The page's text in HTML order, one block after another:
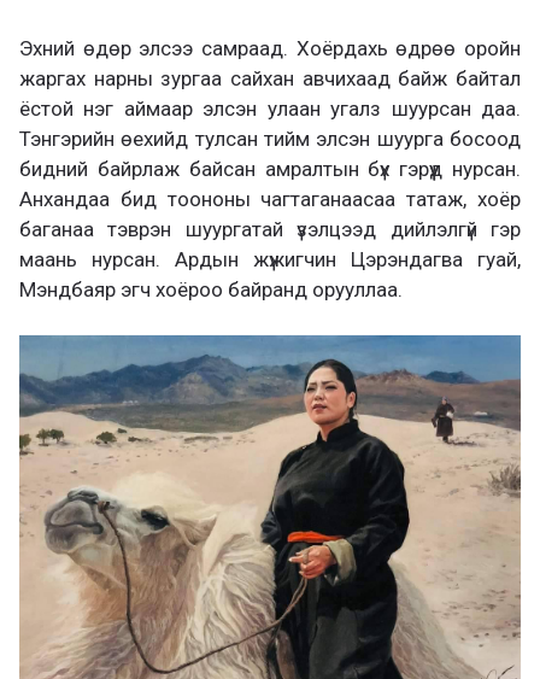
Эхний өдөр элсээ самраад. Хоёрдахь өдрөө оройн
жаргах нарны зургаа сайхан авчихаад байж байтал
ёстой нэг аймаар элсэн улаан угалз шуурсан даа.
Тэнгэрийн өехийд тулсан тийм элсэн шуурга босоод
бидний байрлаж байсан амралтын бүх гэрүүд нурсан.
Анхандаа бид тоононы чагтаганаасаа татаж, хоёр
баганаа тэврэн шуургатай үзэлцээд дийлэлгүй гэр
маань нурсан. Ардын жүжигчин Цэрэндагва гуай,
Мэндбаяр эгч хоёроо байранд орууллаа.